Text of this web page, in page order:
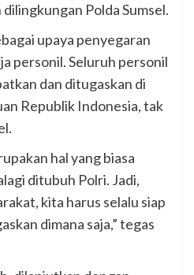
Polda Sumsel.
upaya penyegaran
personil. Seluruh personil
dan ditugaskan di
Republik Indonesia, tak
hal yang biasa
ditubuh Polri. Jadi,
kita harus selalu siap
dimana saja,” tegas